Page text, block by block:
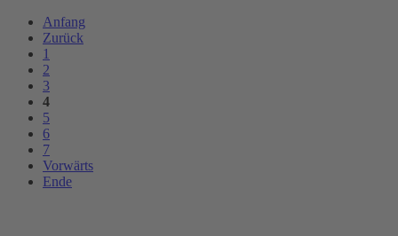
Anfang
Zurück
1
2
3
4
5
6
7
Vorwärts
Ende